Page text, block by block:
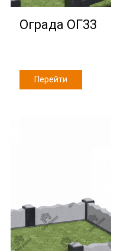
Ограда ОГ33
Перейти